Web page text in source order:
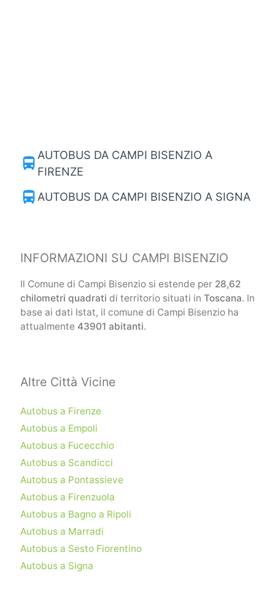
directions_bus AUTOBUS DA CAMPI BISENZIO A
FIRENZE
directions_bus AUTOBUS DA CAMPI BISENZIO A SIGNA
INFORMAZIONI SU CAMPI BISENZIO
Il Comune di Campi Bisenzio si estende per 28,62
chilometri quadrati di territorio situati in Toscana. In
base ai dati Istat, il comune di Campi Bisenzio ha
attualmente 43901 abitanti.
Altre Città Vicine
Autobus a Firenze
Autobus a Empoli
Autobus a Fucecchio
Autobus a Scandicci
Autobus a Pontassieve
Autobus a Firenzuola
Autobus a Bagno a Ripoli
Autobus a Marradi
Autobus a Sesto Fiorentino
Autobus a Signa